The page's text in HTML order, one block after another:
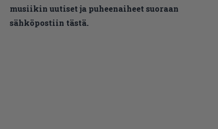
musiikin uutiset ja puheenaiheet suoraan
sähköpostiin tästä.